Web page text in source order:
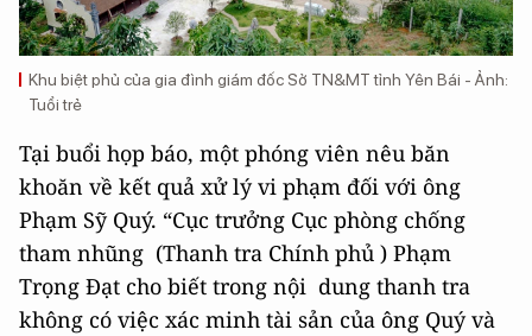
Khu biệt phủ của gia đình giám đốc Sở TN&MT tỉnh Yên Bái - Ảnh:
Tuổi trẻ
Tại buổi họp báo, một phóng viên nêu băn
khoăn về kết quả xử lý vi phạm đối với ông
Phạm Sỹ Quý. “Cục trưởng Cục phòng chống
tham nhũng (Thanh tra Chính phủ ) Phạm
Trọng Đạt cho biết trong nội dung thanh tra
không có việc xác minh tài sản của ông Quý và